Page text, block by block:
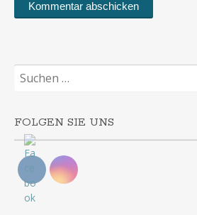
Suchen
nach:
FOLGEN SIE UNS